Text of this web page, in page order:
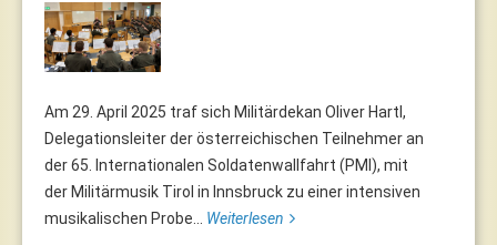
Am 29. April 2025 traf sich Militärdekan Oliver Hartl,
Delegationsleiter der österreichischen Teilnehmer an
der 65. Internationalen Soldatenwallfahrt (PMI), mit
der Militärmusik Tirol in Innsbruck zu einer intensiven
musikalischen Probe... Weiterlesen